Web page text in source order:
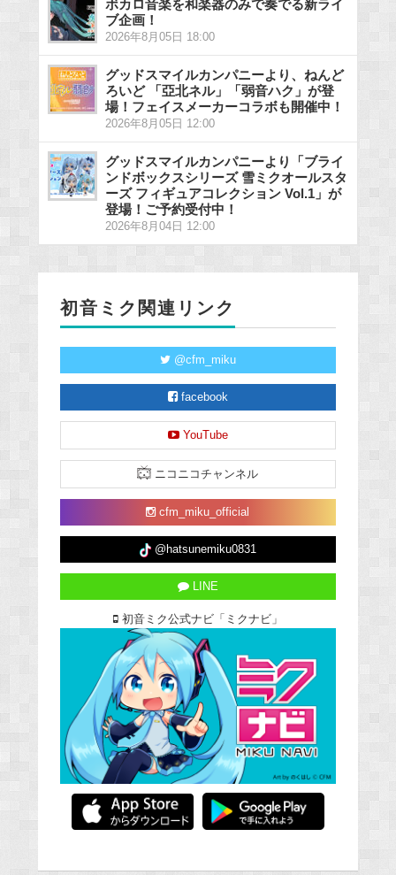
ボカロ音楽を和楽器のみで奏でる新ライ
ブ企画！
2026年8月05日 18:00
グッドスマイルカンパニーより、ねんど
ろいど 「亞北ネル」「弱音ハク」が登
場！フェイスメーカーコラボも開催中！
2026年8月05日 12:00
グッドスマイルカンパニーより「ブライ
ンドボックスシリーズ 雪ミクオールスタ
ーズ フィギュアコレクション Vol.1」が
登場！ご予約受付中！
2026年8月04日 12:00
初音ミク関連リンク
@cfm_miku
facebook
YouTube
ニコニコチャンネル
cfm_miku_official
@hatsunemiku0831
LINE
初音ミク公式ナビ「ミクナビ」